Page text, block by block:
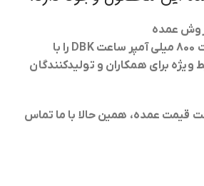
عمده
را با
برای همکاران و تولیدکنندگان
قیمت عمده، همین حالا با ما تماس